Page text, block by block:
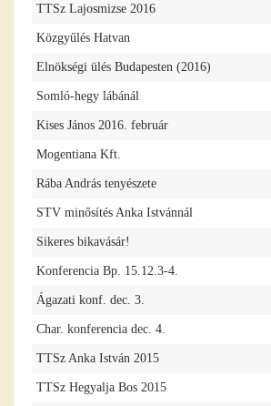
TTSz Lajosmizse 2016
Közgyűlés Hatvan
Elnökségi ülés Budapesten (2016)
Somló-hegy lábánál
Kises János 2016. február
Mogentiana Kft.
Rába András tenyészete
STV minősítés Anka Istvánnál
Sikeres bikavásár!
Konferencia Bp. 15.12.3-4.
Ágazati konf. dec. 3.
Char. konferencia dec. 4.
TTSz Anka István 2015
TTSz Hegyalja Bos 2015